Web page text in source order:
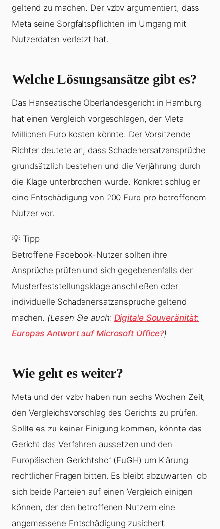
geltend zu machen. Der vzbv argumentiert, dass
Meta seine Sorgfaltspflichten im Umgang mit
Nutzerdaten verletzt hat.
Welche Lösungsansätze gibt es?
Das Hanseatische Oberlandesgericht in Hamburg
hat einen Vergleich vorgeschlagen, der Meta
Millionen Euro kosten könnte. Der Vorsitzende
Richter deutete an, dass Schadenersatzansprüche
grundsätzlich bestehen und die Verjährung durch
die Klage unterbrochen wurde. Konkret schlug er
eine Entschädigung von 200 Euro pro betroffenem
Nutzer vor.
💡 Tipp
Betroffene Facebook-Nutzer sollten ihre
Ansprüche prüfen und sich gegebenenfalls der
Musterfeststellungsklage anschließen oder
individuelle Schadenersatzansprüche geltend
machen. (Lesen Sie auch: Digitale Souveränität:
Europas Antwort auf Microsoft Office?)
Wie geht es weiter?
Meta und der vzbv haben nun sechs Wochen Zeit,
den Vergleichsvorschlag des Gerichts zu prüfen.
Sollte es zu keiner Einigung kommen, könnte das
Gericht das Verfahren aussetzen und den
Europäischen Gerichtshof (EuGH) um Klärung
rechtlicher Fragen bitten. Es bleibt abzuwarten, ob
sich beide Parteien auf einen Vergleich einigen
können, der den betroffenen Nutzern eine
angemessene Entschädigung zusichert.